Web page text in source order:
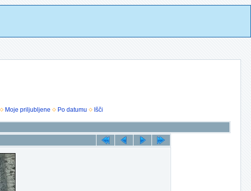
Moje priljubljene Po datumu Išči